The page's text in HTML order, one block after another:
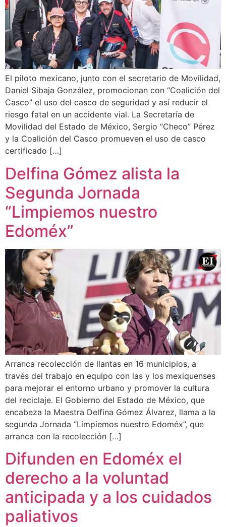
El piloto mexicano, junto con el secretario de Movilidad,
Daniel Sibaja González, promocionan con “Coalición del
Casco” el uso del casco de seguridad y así reducir el
riesgo fatal en un accidente vial. La Secretaría de
Movilidad del Estado de México, Sergio “Checo” Pérez
y la Coalición del Casco promueven el uso de casco
certificado […]
Delfina Gómez alista la
Segunda Jornada
“Limpiemos nuestro
Edoméx”
Arranca recolección de llantas en 16 municipios, a
través del trabajo en equipo con las y los mexiquenses
para mejorar el entorno urbano y promover la cultura
del reciclaje. El Gobierno del Estado de México, que
encabeza la Maestra Delfina Gómez Álvarez, llama a la
segunda Jornada “Limpiemos nuestro Edoméx”, que
arranca con la recolección […]
Difunden en Edoméx el
derecho a la voluntad
anticipada y a los cuidados
paliativos